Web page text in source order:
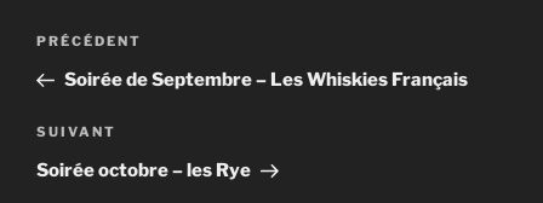
Navigation
l’article
Article
précédent
PRÉCÉDENT
Soirée de Septembre – Les Whiskies Français
Article
suivant
SUIVANT
Soirée octobre – les Rye